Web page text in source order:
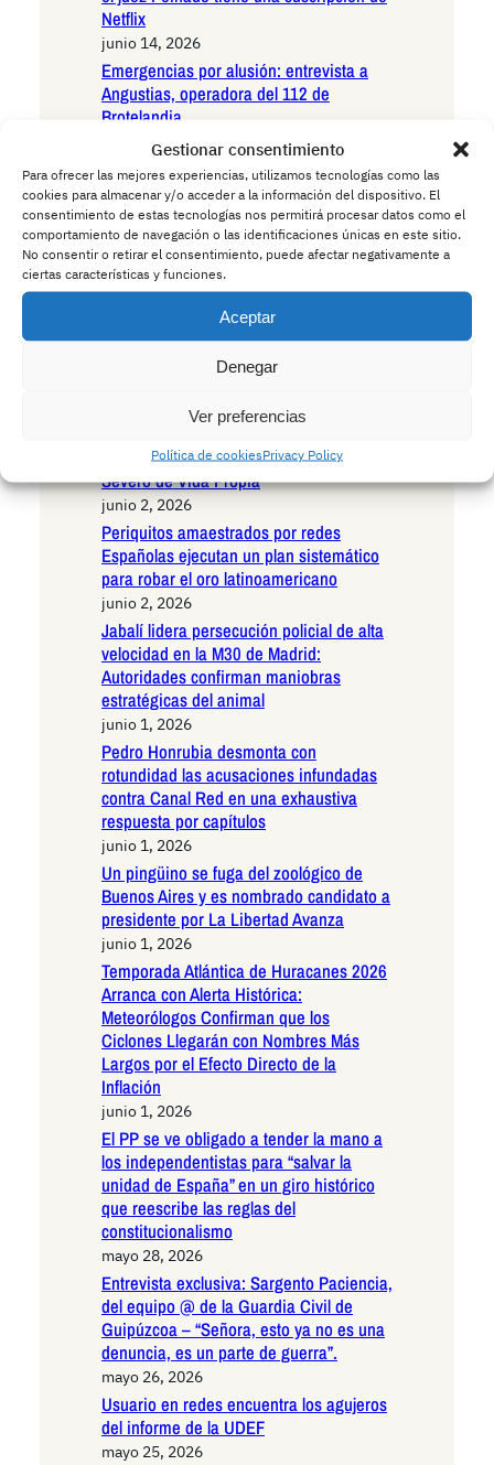
Gestionar consentimiento
Para ofrecer las mejores experiencias, utilizamos tecnologías como las
cookies para almacenar y/o acceder a la información del dispositivo. El
consentimiento de estas tecnologías nos permitirá procesar datos como el
comportamiento de navegación o las identificaciones únicas en este sitio.
No consentir o retirar el consentimiento, puede afectar negativamente a
ciertas características y funciones.
Aceptar
Denegar
Ver preferencias
Política de cookiesPrivacy Policy
Netflix
junio 14, 2026
Emergencias por alusión: entrevista a
Angustias, operadora del 112 de
Brotelandia
junio 8, 2026
Hombre de 38 años acude a
colonoscopia rutinaria y médicos
descubren cucaracha intacta en su recto:
Un hallazgo que desafía los límites de la
anatomía humana
junio 8, 2026
Confirman que hay más perros que
niños en España: El país entra en una
nueva era demográfica marcada por el
junio 4, 2026
Síndrome de Rémora Digital Crónica con
Dependencia de Timeline Ajeno y Déficit
Severo de Vida Propia
junio 2, 2026
Periquitos amaestrados por redes
Españolas ejecutan un plan sistemático
para robar el oro latinoamericano
junio 2, 2026
Jabalí lidera persecución policial de alta
velocidad en la M30 de Madrid:
Autoridades confirman maniobras
estratégicas del animal
junio 1, 2026
Pedro Honrubia desmonta con
rotundidad las acusaciones infundadas
contra Canal Red en una exhaustiva
respuesta por capítulos
junio 1, 2026
Un pingüino se fuga del zoológico de
Buenos Aires y es nombrado candidato a
presidente por La Libertad Avanza
junio 1, 2026
Temporada Atlántica de Huracanes 2026
Arranca con Alerta Histórica:
Meteorólogos Confirman que los
Ciclones Llegarán con Nombres Más
Largos por el Efecto Directo de la
Inflación
junio 1, 2026
El PP se ve obligado a tender la mano a
los independentistas para “salvar la
unidad de España” en un giro histórico
que reescribe las reglas del
constitucionalismo
mayo 28, 2026
Entrevista exclusiva: Sargento Paciencia,
del equipo @ de la Guardia Civil de
Guipúzcoa – “Señora, esto ya no es una
denuncia, es un parte de guerra”.
mayo 26, 2026
Usuario en redes encuentra los agujeros
del informe de la UDEF
mayo 25, 2026